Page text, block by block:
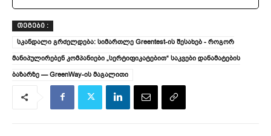
ᲗᲔᲒᲔᲑᲘ :
სკანდალი გრძელდება: სიმართლე Greentest-ის შესახებ - როგორ
მანიპულირებენ კომპანიები „სერტიფიკატებით“ საკვები დანამატების
ბაზარზე — GreenWay-ის მაგალითი